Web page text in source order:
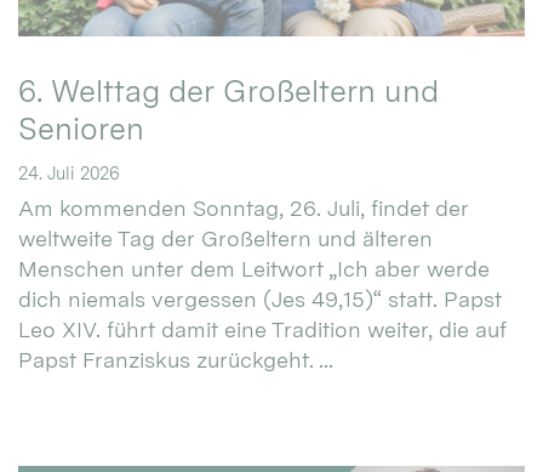
6. Welttag der Großeltern und
Senioren
24. Juli 2026
Am kommenden Sonntag, 26. Juli, findet der
weltweite Tag der Großeltern und älteren
Menschen unter dem Leitwort „Ich aber werde
dich niemals vergessen (Jes 49,15)“ statt. Papst
Leo XIV. führt damit eine Tradition weiter, die auf
Papst Franziskus zurückgeht. ...